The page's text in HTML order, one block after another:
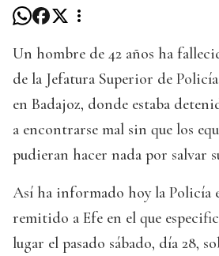
Un hombre de 42 años ha
de la Jefatura Superior de
en Badajoz, donde estaba
a encontrarse mal sin que los
pudieran hacer nada por salvar
Así ha informado hoy la Policía
remitido a Efe en el que
lugar el pasado sábado, día 28,